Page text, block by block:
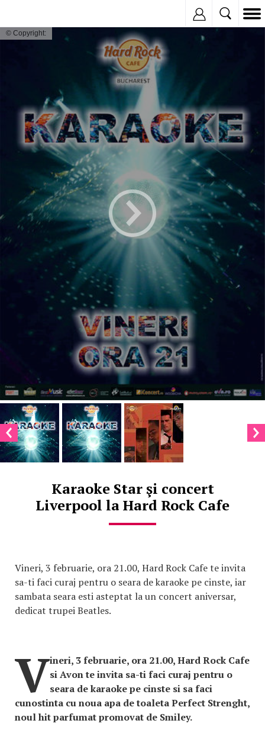
© Copyright:
Karaoke Star şi concert
Liverpool la Hard Rock Cafe
Vineri, 3 februarie, ora 21.00, Hard Rock Cafe te invita
sa-ti faci curaj pentru o seara de karaoke pe cinste, iar
sambata seara esti asteptat la un concert aniversar,
dedicat trupei Beatles.
Vineri, 3 februarie, ora 21.00, Hard Rock Cafe
si Avon te invita sa-ti faci curaj pentru o
seara de karaoke pe cinste si sa faci
cunostinta cu noua apa de toaleta Perfect Strenght,
noul hit parfumat promovat de Smiley.